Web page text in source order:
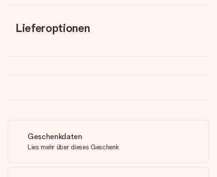
Lieferoptionen
Geschenkdaten
Lies mehr über dieses Geschenk